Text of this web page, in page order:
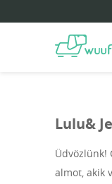
Lulu&
Üdvözlünk!
almot, akik